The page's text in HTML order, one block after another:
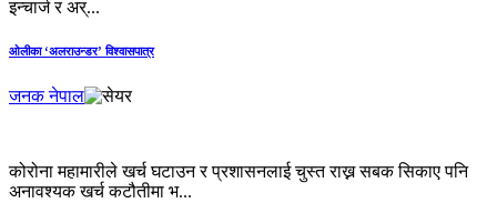
इन्चार्ज र अर्...
ओलीका ‘अलराउन्डर’ विश्वासपात्र
जनक नेपाल
कोरोना महामारीले खर्च घटाउन र प्रशासनलाई चुस्त राख्न सबक सिकाए पनि
अनावश्यक खर्च कटौतीमा भ...